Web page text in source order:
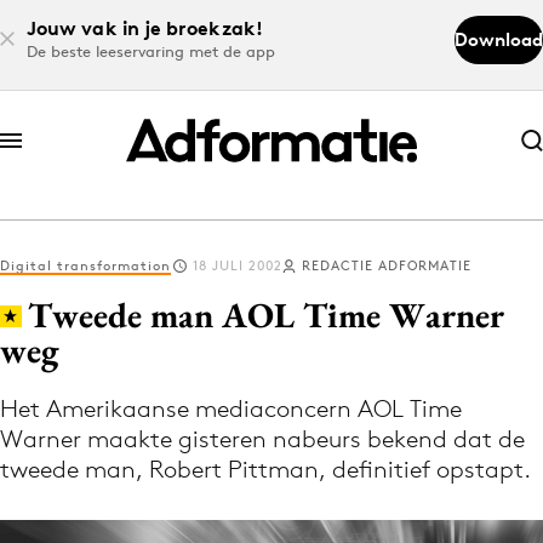
Jouw vak in je broekzak!
De beste leeservaring met de app
Download
Abonneer nu
Abonneer nu
Log in
Volg het laatste nieuws via de Adformatie
Nieuws app
Digital transformation 18 JULI 2002 REDACTIE ADFORMATIE
Tweede man AOL Time Warner
weg
Het Amerikaanse mediaconcern AOL Time
Warner maakte gisteren nabeurs bekend dat de
tweede man, Robert Pittman, definitief opstapt.